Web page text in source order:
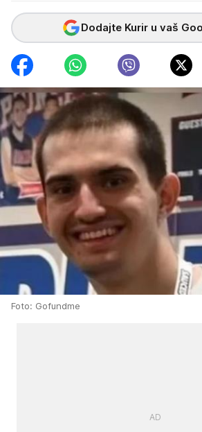
Dodajte Kurir u vaš
Foto: Gofundme